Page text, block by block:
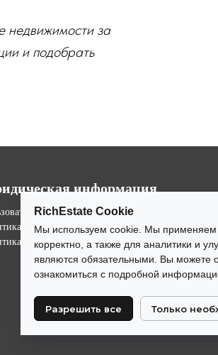
недвижимости за
и подобрать
информация
соглашение
конфиденциальности
cookies
RichEstate Cookie
Мы используем cookie. Мы
корректно, а также для аналитики и
являются обязательными. Вы можете
ознакомиться с подробной
Разрешить все Только